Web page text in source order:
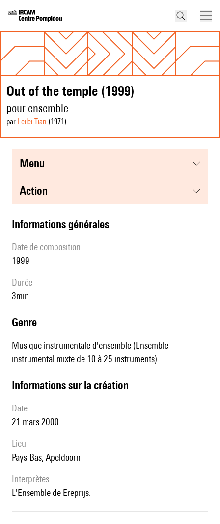
Out of the temple (1999)
pour ensemble
par Leilei Tian (1971 )
menu
action
informations générales
date de composition
1999
durée
3min
genre
Musique instrumentale d'ensemble (Ensemble
instrumental mixte de 10 à 25 instruments)
informations sur la création
date
21 mars 2000
lieu
Pays-Bas, Apeldoorn
interprètes
l'Ensemble de Ereprijs.